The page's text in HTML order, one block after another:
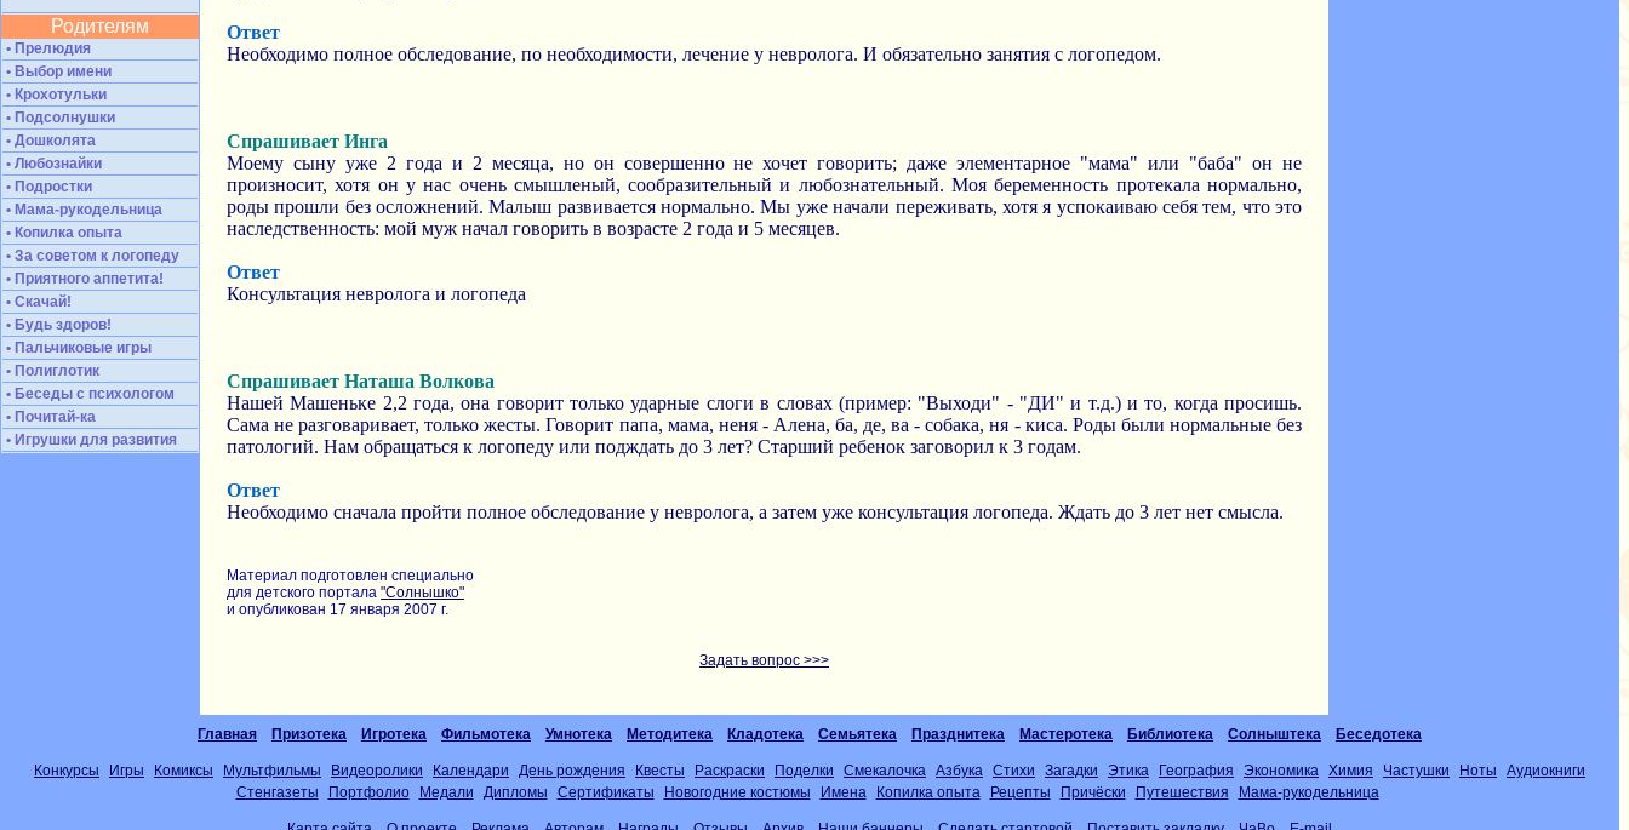
Родителям
• Прелюдия
• Выбор имени
• Крохотульки
• Подсолнушки
• Дошколята
• Любознайки
• Подростки
• Мама-рукодельница
• Копилка опыта
• За советом к логопеду
• Приятного аппетита!
• Скачай!
• Будь здоров!
• Пальчиковые игры
• Полиглотик
• Беседы с психологом
• Почитай-ка
• Игрушки для развития
Ответ
Необходимо полное обследование, по необходимости, лечение у невролога. И обязательно занятия с логопедом.
Спрашивает Инга
Моему сыну уже 2 года и 2 месяца, но он совершенно не хочет говорить; даже элементарное "мама" или "баба" он не
произносит, хотя он у нас очень смышленый, сообразительный и любознательный. Моя беременность протекала нормально,
роды прошли без осложнений. Малыш развивается нормально. Мы уже начали переживать, хотя я успокаиваю себя тем, что это
наследственность: мой муж начал говорить в возрасте 2 года и 5 месяцев.
Ответ
Консультация невролога и логопеда
Спрашивает Наташа Волкова
Нашей Машеньке 2,2 года, она говорит только ударные слоги в словах (пример: "Выходи" - "ДИ" и т.д.) и то, когда просишь.
Сама не разговаривает, только жесты. Говорит папа, мама, неня - Алена, ба, де, ва - собака, ня - киса. Роды были нормальные без
патологий. Нам обращаться к логопеду или подждать до 3 лет? Старший ребенок заговорил к 3 годам.
Ответ
Необходимо сначала пройти полное обследование у невролога, а затем уже консультация логопеда. Ждать до 3 лет нет смысла.
Материал подготовлен специально
для детского портала "Солнышко"
и опубликован 17 января 2007 г.
Задать вопрос >>>
Главная Призотека Игротека Фильмотека Умнотека Методитека Кладотека Семьятека Празднитека Мастеротека Библиотека Солныштека Беседотека
Конкурсы Игры Комиксы Мультфильмы Видеоролики Календари День рождения Квесты Раскраски Поделки Смекалочка Азбука Стихи Загадки Этика География Экономика Химия Частушки Ноты
Аудиокниги
Стенгазеты
Портфолио Медали Дипломы Сертификаты Новогодние костюмы Имена Копилка опыта Рецепты Причёски Путешествия Мама-рукодельница